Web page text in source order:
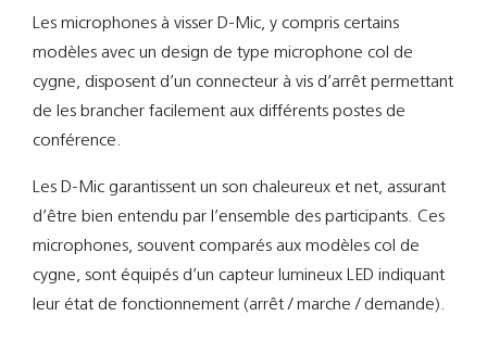
À propos
Les microphones à visser D-Mic, y compris certains
modèles avec un design de type microphone col de
cygne, disposent d’un connecteur à vis d’arrêt permettant
de les brancher facilement aux différents postes de
conférence.
Les D-Mic garantissent un son chaleureux et net, assurant
d’être bien entendu par l’ensemble des participants. Ces
microphones, souvent comparés aux modèles col de
cygne, sont équipés d’un capteur lumineux LED indiquant
leur état de fonctionnement (arrêt / marche / demande).